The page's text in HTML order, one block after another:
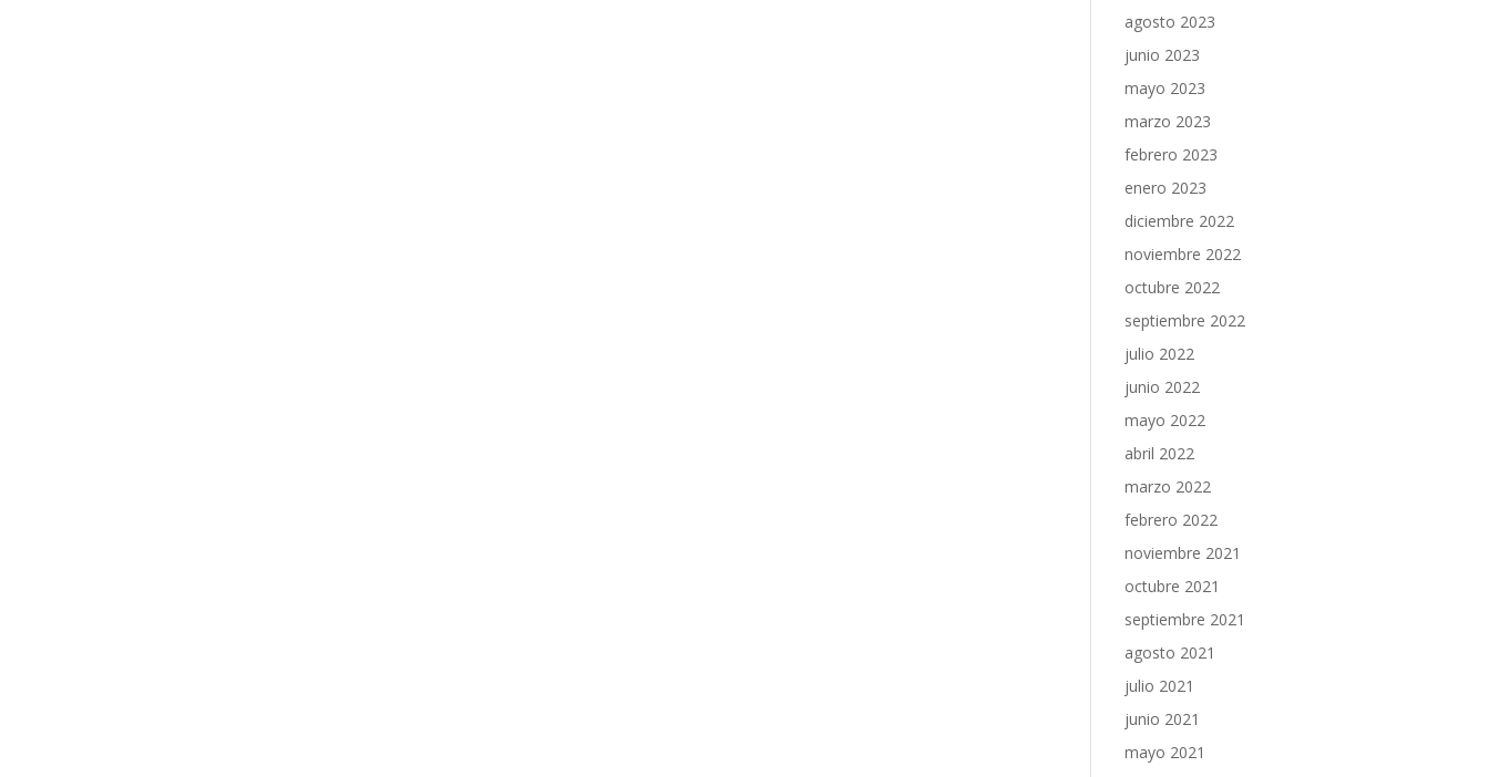
agosto 2023
junio 2023
mayo 2023
marzo 2023
febrero 2023
enero 2023
diciembre 2022
noviembre 2022
octubre 2022
septiembre 2022
julio 2022
junio 2022
mayo 2022
abril 2022
marzo 2022
febrero 2022
noviembre 2021
octubre 2021
septiembre 2021
agosto 2021
julio 2021
junio 2021
mayo 2021